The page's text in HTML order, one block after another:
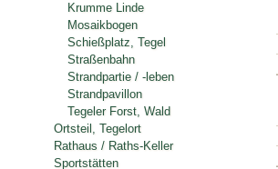
Krumme Linde
Mosaikbogen
Schießplatz, Tegel
Straßenbahn
Strandpartie / -leben
Strandpavillon
Tegeler Forst, Wald
Ortsteil, Tegelort
Rathaus / Raths-Keller
Sportstätten